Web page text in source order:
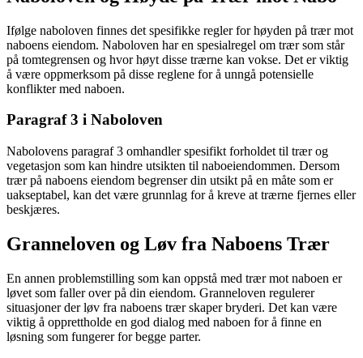
Ifølge naboloven finnes det spesifikke regler for høyden på trær mot
naboens eiendom. Naboloven har en spesialregel om trær som står
på tomtegrensen og hvor høyt disse trærne kan vokse. Det er viktig
å være oppmerksom på disse reglene for å unngå potensielle
konflikter med naboen.
Paragraf 3 i Naboloven
Nabolovens paragraf 3 omhandler spesifikt forholdet til trær og
vegetasjon som kan hindre utsikten til naboeiendommen. Dersom
trær på naboens eiendom begrenser din utsikt på en måte som er
uakseptabel, kan det være grunnlag for å kreve at trærne fjernes eller
beskjæres.
Granneloven og Løv fra Naboens Trær
En annen problemstilling som kan oppstå med trær mot naboen er
løvet som faller over på din eiendom. Granneloven regulerer
situasjoner der løv fra naboens trær skaper bryderi. Det kan være
viktig å opprettholde en god dialog med naboen for å finne en
løsning som fungerer for begge parter.